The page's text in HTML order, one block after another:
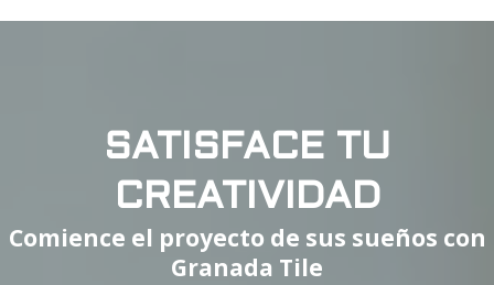
SATISFACE TU
CREATIVIDAD
Comience el proyecto de sus sueños con
Granada Tile